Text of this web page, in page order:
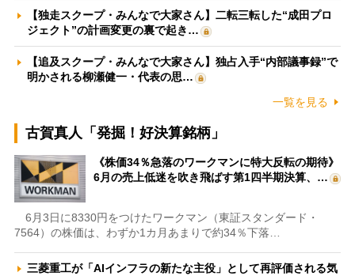
【独走スクープ・みんなで大家さん】二転三転した“成田プロ
ジェクト”の計画変更の裏で起き…
【追及スクープ・みんなで大家さん】独占入手“内部議事録”で
明かされる柳瀬健一・代表の思…
一覧を見る
古賀真人「発掘！好決算銘柄」
《株価34％急落のワークマンに特大反転の期待》
6月の売上低迷を吹き飛ばす第1四半期決算、…
6月3日に8330円をつけたワークマン（東証スタンダード・
7564）の株価は、わずか1カ月あまりで約34％下落…
三菱重工が「AIインフラの新たな主役」として再評価される気